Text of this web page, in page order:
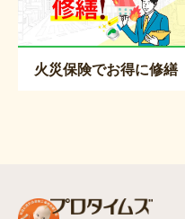
火災保険でお得に修繕